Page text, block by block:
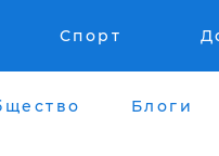
Спорт
Блоги